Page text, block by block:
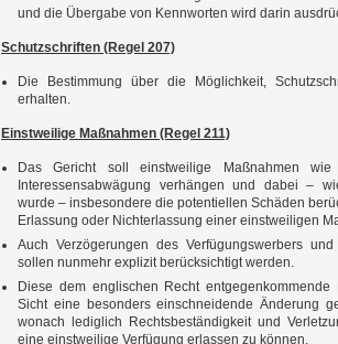
und die Übergabe von Kennworten wird darin
Schutzschriften (Regel 207)
Die Bestimmung über die Möglichkeit,
erhalten.
Einstweilige Maßnahmen (Regel 211)
Das Gericht soll einstweilige Maßnahmen
Interessensabwägung verhängen und dabei –
wurde – insbesondere die potentiellen Schäden
Erlassung oder Nichterlassung einer einstweiligen
Auch Verzögerungen des Verfügungswerbers
sollen nunmehr explizit berücksichtigt werden.
Diese dem englischen Recht
Sicht eine besonders einschneidende Änderung
wonach lediglich Rechtsbeständigkeit und
eine einstweilige Verfügung erlassen zu können.